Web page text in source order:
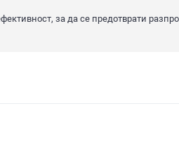
за да се предотврати